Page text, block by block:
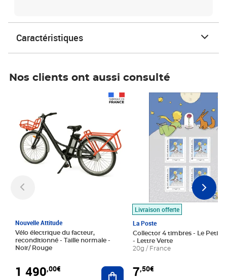
Caractéristiques
Nos clients ont aussi consulté
Nouvelle Attitude
Vélo électrique du facteur,
reconditionné - Taille normale -
Noir/ Rouge
1 490,00€ Ajouter au panier
Livraison offerte
La Poste
Collector 4 timbres - Le Petit
- Lettre Verte
20g / France
7,50€
Prix 7,50€